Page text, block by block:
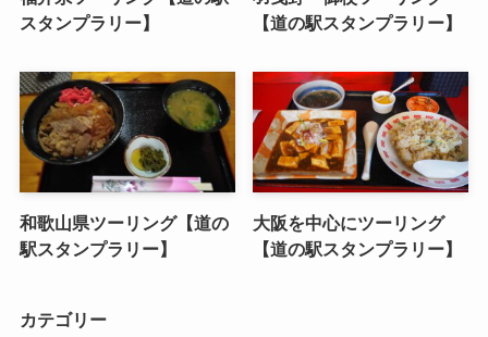
スタンプラリー】
【道の駅スタンプラリー】
和歌山県ツーリング【道の
駅スタンプラリー】
大阪を中心にツーリング
【道の駅スタンプラリー】
カテゴリー